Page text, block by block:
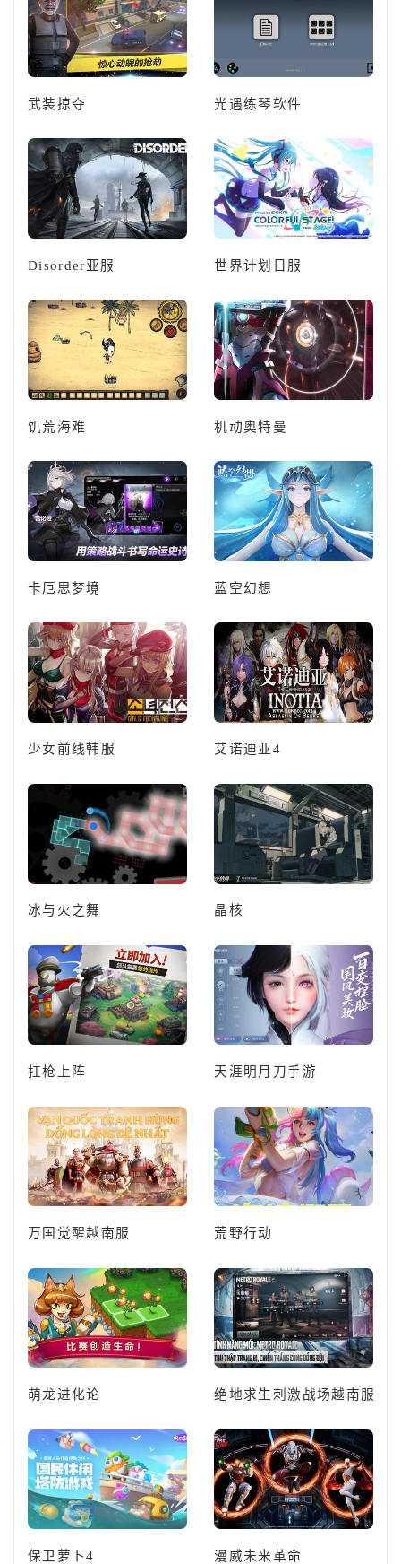
武装掠夺 光遇练琴软件
Disorder亚服 世界计划日服
饥荒海难 机动奥特曼
卡厄思梦境 蓝空幻想
少女前线韩服 艾诺迪亚4
冰与火之舞 晶核
扛枪上阵 天涯明月刀手游
万国觉醒越南服 荒野行动
萌龙进化论 绝地求生刺激战场越南服
保卫萝卜4 漫威未来革命